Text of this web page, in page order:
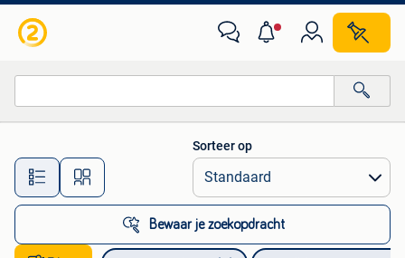
Alle afstanden…
Sorteer op
Bewaar je zoekopdracht